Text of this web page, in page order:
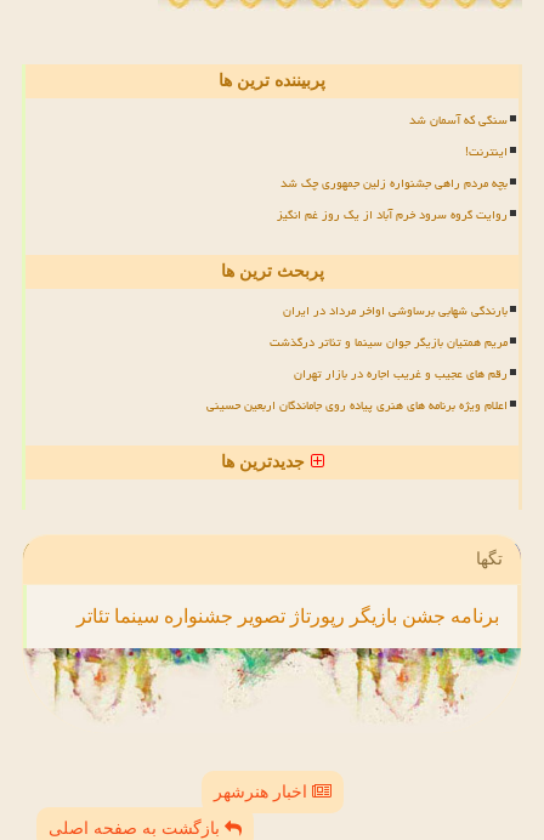
پربیننده ترین ها
سنگی که آسمان شد
اینترنت!
بچه مردم راهی جشنواره زلین جمهوری چک شد
روایت گروه سرود خرم آباد از یک روز غم انگیز
پربحث ترین ها
بارندگی شهابی برساوشی اواخر مرداد در ایران
مریم همتیان بازیگر جوان سینما و تئاتر درگذشت
رقم های عجیب و غریب اجاره در بازار تهران
اعلام ویژه برنامه های هنری پیاده روی جاماندگان اربعین حسینی
جدیدترین ها
تگها
برنامه جشن بازیگر رپورتاژ تصویر جشنواره سینما تئاتر
اخبار هنرشهر
بازگشت به صفحه اصلی